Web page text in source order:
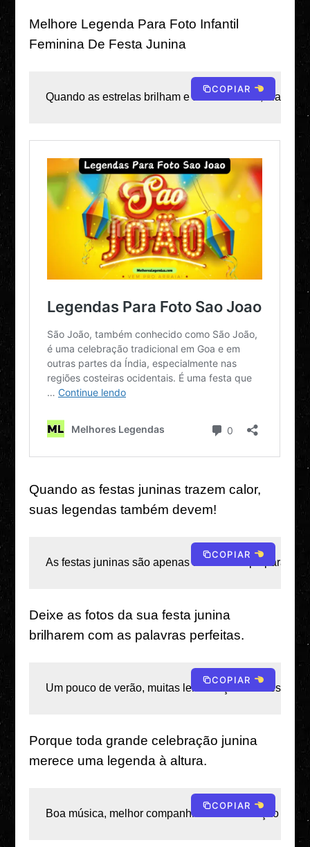
Melhore Legenda Para Foto Infantil
Feminina De Festa Junina
Quando as estrelas brilham e a música toca, ela
COPIAR
Quando as festas juninas trazem calor,
suas legendas também devem!
As festas juninas são apenas uma desculpa para
COPIAR
Deixe as fotos da sua festa junina
brilharem com as palavras perfeitas.
Um pouco de verão, muitas lembranças – as festas
COPIAR
Porque toda grande celebração junina
merece uma legenda à altura.
Boa música, melhor companhia e uma vibração
COPIAR